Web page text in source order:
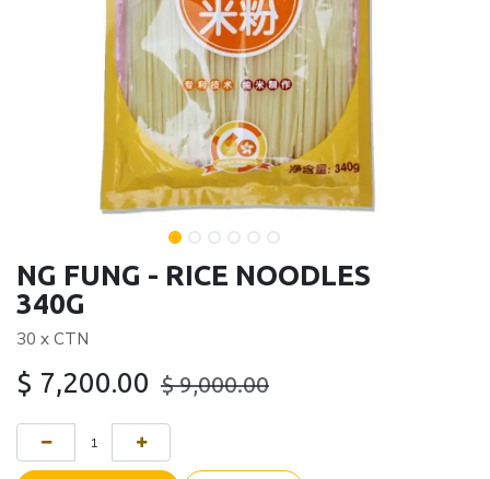
NG FUNG - RICE NOODLES
340G
30 x CTN
$ 7,200.00 $9,000.00